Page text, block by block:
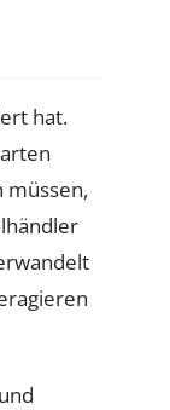
hat.
müssen,